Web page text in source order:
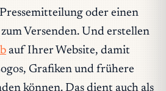
oder einen
Versenden. Und erstellen
auf Ihrer Website, damit
Grafiken und frühere
können. Das dient auch als